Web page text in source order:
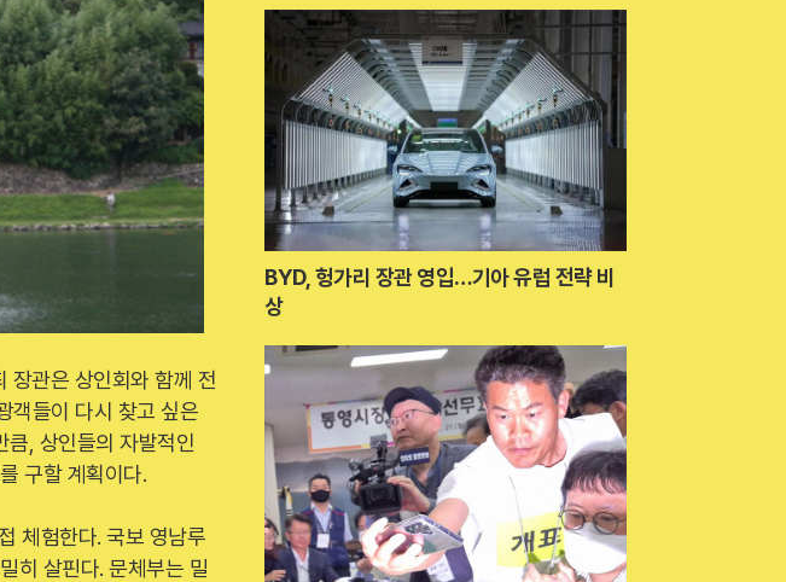
장관은 상인회와 함께 전
객들이 다시 찾고 싶은
큼, 상인들의 자발적인
구할 계획이다.
체험한다. 국보 영남루
히 살핀다. 문체부는 밀
BYD, 헝가리 장관 영입…기아 유럽 전략 비
상